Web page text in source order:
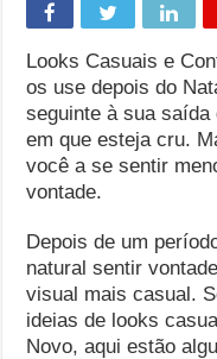
Grávida pode comer
Carta Psicografada
Carta Psicografada de
Looks Casuais e
os use depois do
seguinte à sua saída
em que esteja cru.
você a se sentir
vontade.
Depois de um
natural sentir
visual mais casual.
ideias de looks
Novo, aqui estão